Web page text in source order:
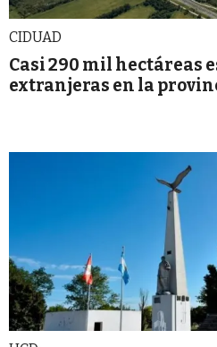
CIDUAD
Casi 290 mil hectáreas
extranjeras en la